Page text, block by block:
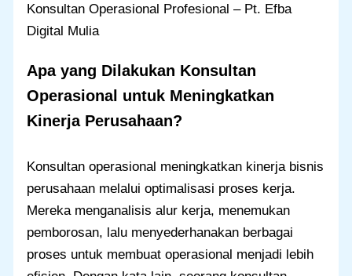
Konsultan Operasional Profesional – Pt. Efba
Digital Mulia
Apa yang Dilakukan Konsultan
Operasional untuk Meningkatkan
Kinerja Perusahaan?
Konsultan operasional meningkatkan kinerja bisnis
perusahaan melalui optimalisasi proses kerja.
Mereka menganalisis alur kerja, menemukan
pemborosan, lalu menyederhanakan berbagai
proses untuk membuat operasional menjadi lebih